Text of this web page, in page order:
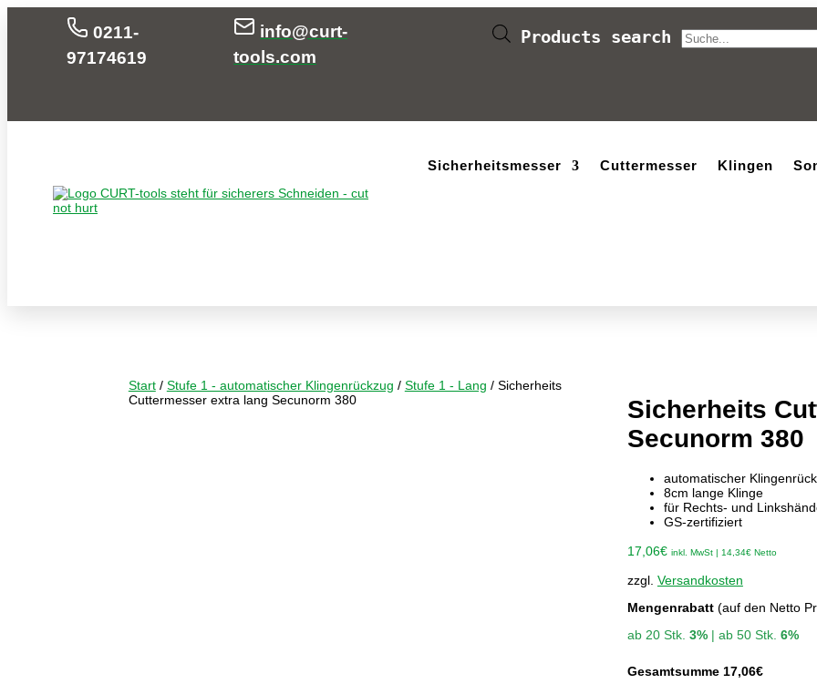
0211-
97174619
info@curt-
tools.com
Products search
Sicherheitsmesser Cuttermesser Klingen
Start/ Stufe 1 - automatischer Klingenrückzug / Stufe 1 - Lang / Sicherheits
Cuttermesser extra lang Secunorm 380
Sicherheits
Secunorm 380
automatischer
8cm lange Klinge
für Rechts- und
GS-zertifiziert
17,06€ inkl. MwSt | 14,34€Netto
zzgl. Versandkosten
Mengenrabatt(auf den Netto
ab 20 Stk. 3%| ab 50 Stk. 6%
Gesamtsumme 17,06€